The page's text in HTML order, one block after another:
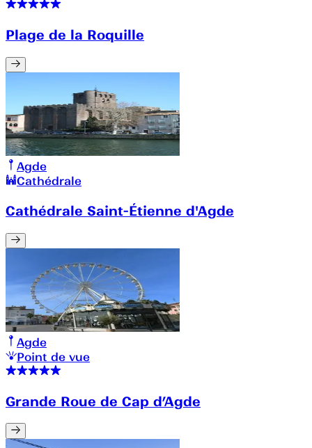
Plage de la Roquille
Agde
Cathédrale
Cathédrale Saint-Étienne d'Agde
Agde
Point de vue
Grande Roue de Cap d’Agde